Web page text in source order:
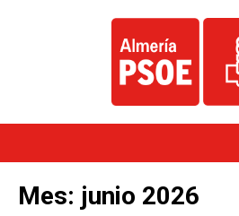
Mes: junio 2026